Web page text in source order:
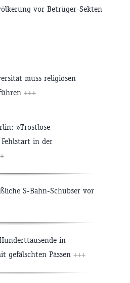
vor Betrüger-Sekten
muss religiösen
+++
»Trostlose
in der
S-Bahn-Schubser vor
in
gefälschten Pässen +++